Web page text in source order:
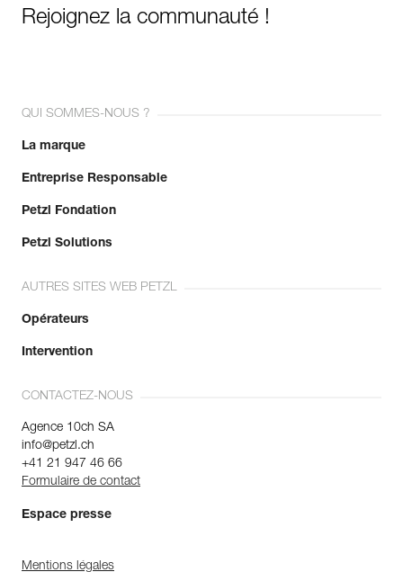
Rejoignez la communauté !
QUI SOMMES-NOUS ?
La marque
Entreprise Responsable
Petzl Fondation
Petzl Solutions
AUTRES SITES WEB PETZL
Opérateurs
Intervention
CONTACTEZ-NOUS
Agence 10ch SA
info@petzl.ch
+41 21 947 46 66
Formulaire de contact
Espace presse
Mentions légales